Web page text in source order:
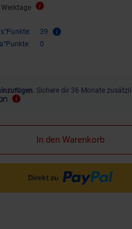
39
0
Sichere dir 36 Monate
In den Warenkorb